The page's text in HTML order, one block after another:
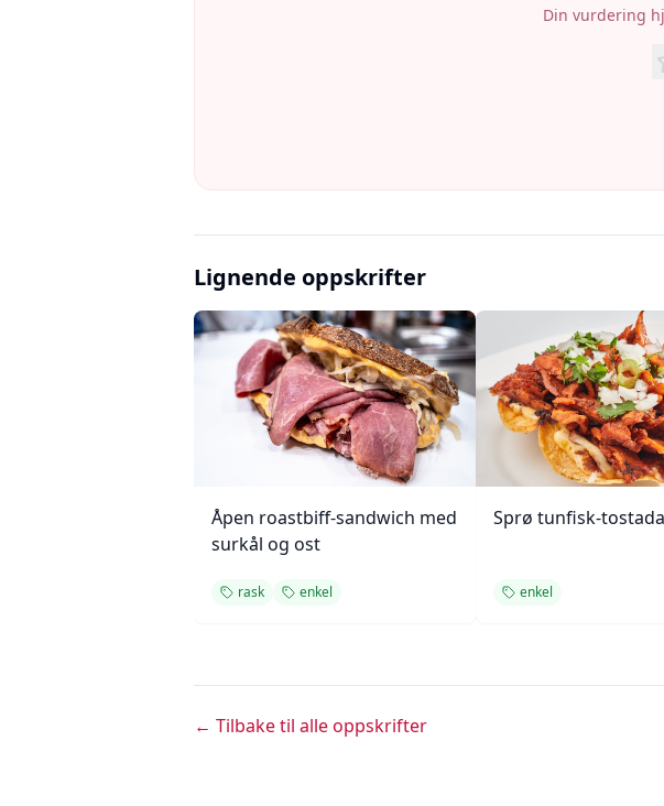
Din vurdering
Lignende oppskrifter
Åpen roastbiff-sandwich med
surkål og ost
rask enkel
Sprø tunfisk-
enkel
← Tilbake til alle oppskrifter